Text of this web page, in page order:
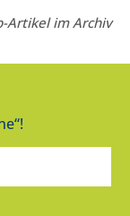
Artikel im Archiv